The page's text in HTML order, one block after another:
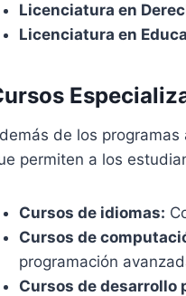
Licenciatura en
Licenciatura en
de los
permiten a los
Cursos de idiomas:
Cursos de
programación
Cursos de desarrollo